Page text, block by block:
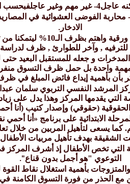
محاربة الفوضى العشوائية في
الادخار .
وأهاب الأستاذ آل عاشور
, وآخر للطوارئ , ظرف لدراسة
الاهتمام بظرف الـ 10% وهو ظرف المدخرات و
واحدة بل حمل ظرف التسوق
بأن بأهمية إيداع فائض المبلغ في ظرف
المرشد النفسي التربوي سلمان
التي يقدمها المركز وهذا يدل على
الحقوقية (حقوقي) وإصدار كتيب
أكثر من 600 طالب وطالبة بالمرحلة
كما يسعى لتأهيل المربين من خلال
الشقيقة بهدف تأهيل مربيات
التي تخص الأطفال إذ أشرف المركز
التوعوي "هو أجمل بدون قناع".
بأهمية استغلال نقاط
مع الحذر من فورة التسوق الكامنة